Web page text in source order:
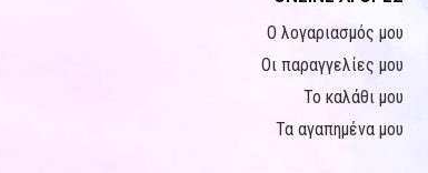
Ο λογαριασμός μου
Οι παραγγελίες μου
Το καλάθι μου
Τα αγαπημένα μου